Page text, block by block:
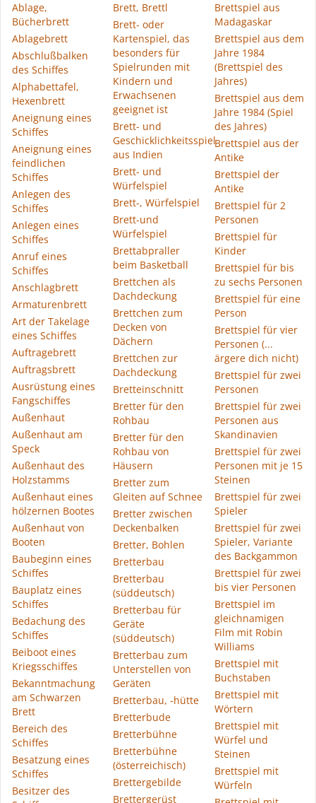
Ablage,
Bücherbrett
Ablagebrett
Abschlußbalken
des Schiffes
Alphabettafel,
Hexenbrett
Aneignung eines
Schiffes
Aneignung eines
feindlichen
Schiffes
Anlegen des
Schiffes
Anlegen eines
Schiffes
Anruf eines
Schiffes
Anschlagbrett
Armaturenbrett
Art der Takelage
eines Schiffes
Auftragebrett
Auftragsbrett
Ausrüstung eines
Fangschiffes
Außenhaut
Außenhaut am
Speck
Außenhaut des
Holzstamms
Außenhaut eines
hölzernen Bootes
Außenhaut von
Booten
Baubeginn eines
Schiffes
Bauplatz eines
Schiffes
Bedachung des
Schiffes
Beiboot eines
Kriegsschiffes
Bekanntmachung
am Schwarzen
Brett
Bereich des
Schiffes
Besatzung eines
Schiffes
Besitzer des
Brett, Brettl
Brett- oder
Kartenspiel, das
besonders für
Spielrunden mit
Kindern und
Erwachsenen
geeignet ist
Brett- und
Geschicklichkeitsspiel
aus Indien
Brett- und
Würfelspiel
Brett-, Würfelspiel
Brett-und
Würfelspiel
Brettabpraller
beim Basketball
Brettchen als
Dachdeckung
Brettchen zum
Decken von
Dächern
Brettchen zur
Dachdeckung
Bretteinschnitt
Bretter für den
Rohbau
Bretter für den
Rohbau von
Häusern
Bretter zum
Gleiten auf Schnee
Bretter zwischen
Deckenbalken
Bretter, Bohlen
Bretterbau
Bretterbau
(süddeutsch)
Bretterbau für
Geräte
(süddeutsch)
Bretterbau zum
Unterstellen von
Geräten
Bretterbau, -hütte
Bretterbude
Bretterbühne
Bretterbühne
(österreichisch)
Brettergebilde
Brettergerüst
Brettspiel aus
Madagaskar
Brettspiel aus dem
Jahre 1984
(Brettspiel des
Jahres)
Brettspiel aus dem
Jahre 1984 (Spiel
des Jahres)
Brettspiel aus der
Antike
Brettspiel der
Antike
Brettspiel für 2
Personen
Brettspiel für
Kinder
Brettspiel für bis
zu sechs Personen
Brettspiel für eine
Person
Brettspiel für vier
Personen (...
ärgere dich nicht)
Brettspiel für zwei
Personen
Brettspiel für zwei
Personen aus
Skandinavien
Brettspiel für zwei
Personen mit je 15
Steinen
Brettspiel für zwei
Spieler
Brettspiel für zwei
Spieler, Variante
des Backgammon
Brettspiel für zwei
bis vier Personen
Brettspiel im
gleichnamigen
Film mit Robin
Williams
Brettspiel mit
Buchstaben
Brettspiel mit
Wörtern
Brettspiel mit
Würfel und
Steinen
Brettspiel mit
Würfeln